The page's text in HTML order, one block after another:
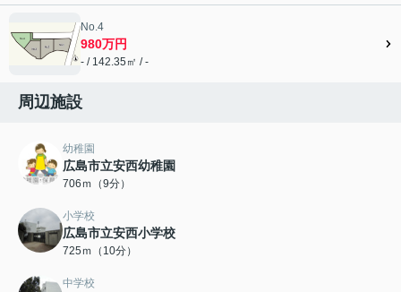
No.4
980万円
- / 142.35㎡ / -
周辺施設
幼稚園
広島市立安西幼稚園
706ｍ（9分）
小学校
広島市立安西小学校
725ｍ（10分）
中学校